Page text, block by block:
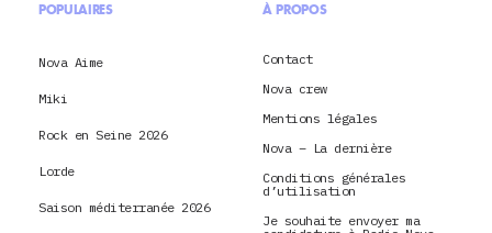
POPULAIRES
Nova Aime
Miki
Rock en Seine 2026
Lorde
Saison méditerranée 2026
À PROPOS
Contact
Nova crew
Mentions légales
Nova – La dernière
Conditions générales
d’utilisation
Je souhaite envoyer ma